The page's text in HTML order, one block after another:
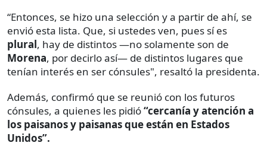
“Entonces, se hizo una selección y a partir de ahí, se
envió esta lista. Que, si ustedes ven, pues sí es
plural, hay de distintos —no solamente son de
Morena, por decirlo así— de distintos lugares que
tenían interés en ser cónsules", resaltó la presidenta.
Además, confirmó que se reunió con los futuros
cónsules, a quienes les pidió“cercanía y atención a
los paisanos y paisanas que están en Estados
Unidos”.